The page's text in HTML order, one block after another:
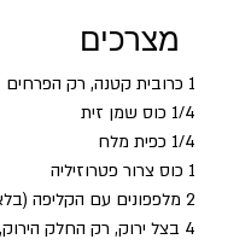
מצרכים
1 כרובית קטנה, רק הפרחים
1/4 כוס שמן זית
1/4 כפית מלח
1 כוס צרור פטרוזיליה
2 מלפפונים עם הקליפה (בלאדי ללא גרעינים) קלופים וקצוצים
4 בצל ירוק, רק החלק הירוק, קצוץ